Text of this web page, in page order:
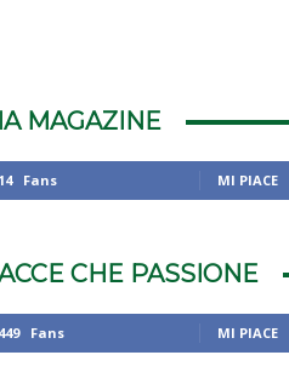
MAGAZINE
Fans MI PIACE
CHE PASSIONE
Fans MI PIACE